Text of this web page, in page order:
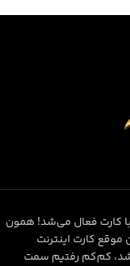
با کارت فعال می‌شد! همون
کارت اینترنت
شد، کم‌کم رفتیم سمت